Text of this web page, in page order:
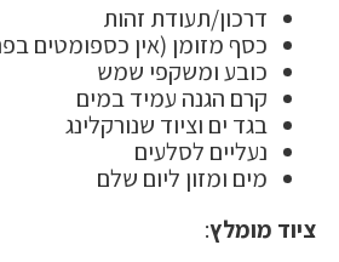
דרכון/תעודת זהות
כסף מזומן (אין כספומטים
כובע ומשקפי שמש
קרם הגנה עמיד במים
בגד ים וציוד שנורקלינג
נעליים לסלעים
מים ומזון ליום שלם
ציוד מומלץ: